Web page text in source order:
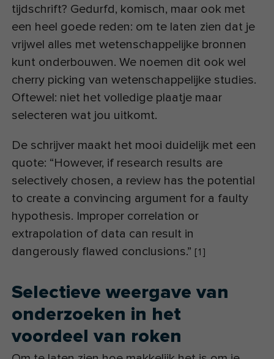
tijdschrift? Gedurfd, komisch, maar ook met
een heel goede reden: om te laten zien dat je
vrijwel alles met wetenschappelijke bronnen
kunt onderbouwen. We noemen dit ook wel
cherry picking van wetenschappelijke studies.
Oftewel: niet het volledige plaatje maar
selecteren wat jou uitkomt.
De schrijver maakt het mooi duidelijk met een
quote: “However, if research results are
selectively chosen, a review has the potential
to create a convincing argument for a faulty
hypothesis. Improper correlation or
extrapolation of data can result in
dangerously flawed conclusions.” [1]
Selectieve weergave van
onderzoeken in het
voordeel van roken